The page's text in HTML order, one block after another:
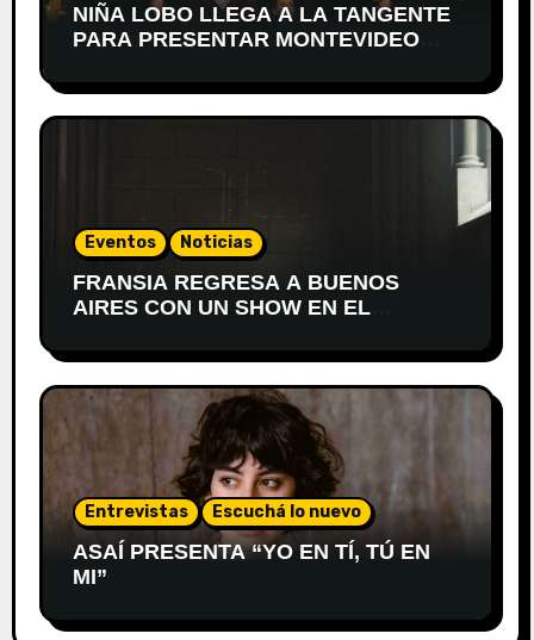
NIÑA LOBO LLEGA A LA TANGENTE
PARA PRESENTAR MONTEVIDEO
Eventos Noticias
FRANSIA REGRESA A BUENOS
AIRES CON UN SHOW EN EL
Entrevistas Escuchá lo nuevo
ASAÍ PRESENTA “YO EN TÍ, TÚ EN
MI”